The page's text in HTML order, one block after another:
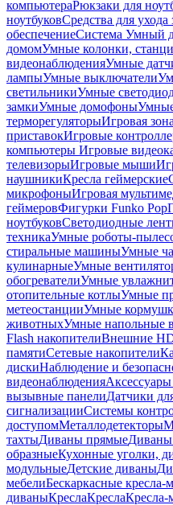
компьютераРюкзаки для
ноутбуковСредства для ухода
обеспечениеСистема Умный
домомУмные колонки,
видеонаблюденияУмные
лампыУмные выключатели
светильникиУмные
замкиУмные домофоны
терморегуляторыИгровая зона
приставокИгровые
компьютеры Игровые
телевизорыИгровые мыши
наушникиКресла геймерские
микрофоныИгровая
геймеровФигурки Funko Pop
ноутбуковСветодиодные
техникаУмные роботы-
стиральные машиныУмные
кулинарныеУмные
обогревателиУмные
отопительные котлыУмные
метеостанцииУмные
животныхУмные напольные
Flash накопителиВнешние
памятиСетевые накопители
дискиНаблюдение и
видеонаблюдения
вызывные панелиДатчики
сигнализацииСистемы
доступомМеталлодетекторы
тахтыДиваны прямыеДиваны
образныеКухонные уголки,
модульныеДетские диваны
мебелиБескаркасные
диваныКреслаКресла